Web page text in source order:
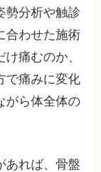
勢分析や触診
合わせた施術
痛むのか、
で痛みに変化
がら体全体の
あれば、骨盤